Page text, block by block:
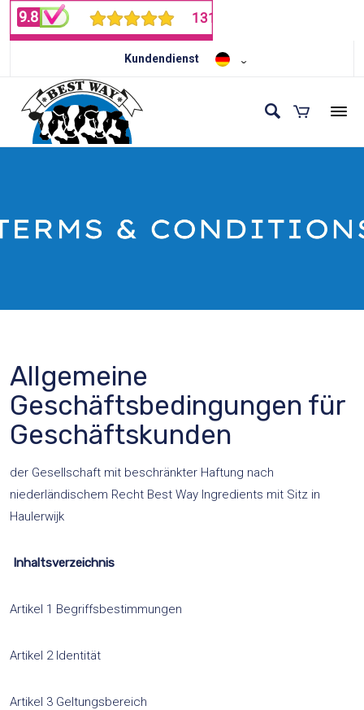
Kundendienst
Allgemeine
Geschäftsbedingungen für
Geschäftskunden
der Gesellschaft mit beschränkter Haftung nach
niederländischem Recht Best Way Ingredients mit Sitz in
Haulerwijk
Inhaltsverzeichnis
Artikel 1 Begriffsbestimmungen
Artikel 2 Identität
Artikel 3 Geltungsbereich